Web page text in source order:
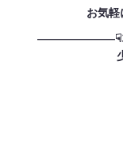
お気軽
———————☟求